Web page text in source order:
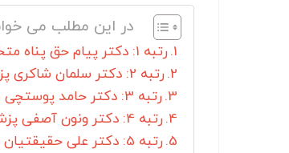
در این مطلب می
رتبه 1: دکتر پیام حق پناه متخصص جراحی انحراف بینی در شیراز
رتبه 2: دکتر سلمان شاکری پزشک جراحی انحراف بینی در شیراز
رتبه 3: دکتر حامد پوستچی بناب متخصص جراحی انحراف بینی در شیراز
رتبه 4: دکتر ونون آصفی پزشک جراحی انحراف بینی در شیراز
رتبه 5: دکتر علی حقیقتیان متخصص جراحی انحراف بینی در شیراز